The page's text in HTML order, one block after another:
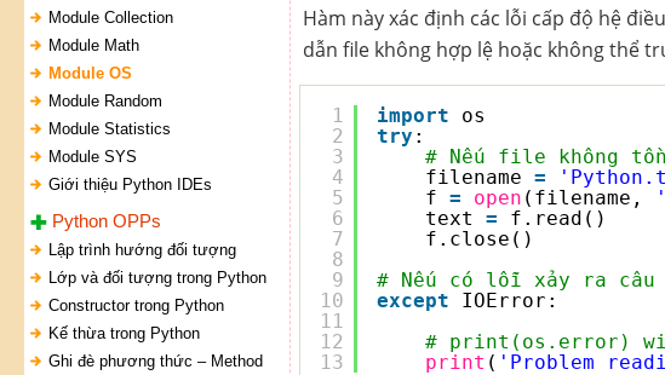
Module Collection
Module Math
Module OS
Module Random
Module Statistics
Module SYS
Giới thiệu Python IDEs
Python OPPs
Lập trình hướng đối tượng
Lớp và đối tượng trong Python
Constructor trong Python
Kế thừa trong Python
Ghi đè phương thức – Method
Hàm này xác định các lỗi cấp độ hệ
dẫn file không hợp lệ hoặc không thể
1
2
3
4
5
6
7
8
9
10
11
12
13
import
os
try :
# Nếu file không
filename =
f = open (filename,
text =
f.read()
f.close()
# Nếu có lỗi xảy ra
except
IOError:
# print(os.error)
print ( 'Problem